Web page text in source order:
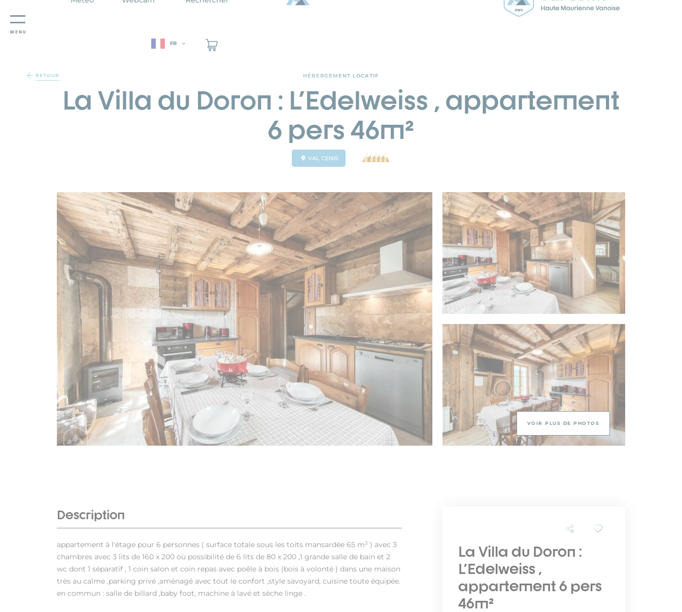
Panneau de gestion des cookies
MENU
FR
RETOUR HÉBERGEMENT LOCATIF
La Villa du Doron : L'Edelweiss , appartement
6 pers 46m²
VAL CENIS
VOIR PLUS DE PHOTOS
Description
appartement à l'étage pour 6 personnes ( surface totale sous les toits mansardée 65 m² ) avec 3
chambres avec 3 lits de 160 x 200 où possibilité de 6 lits de 80 x 200 ,1 grande salle de bain et 2
wc dont 1 séparatif , 1 coin salon et coin repas avec poêle à bois (bois à volonté ) dans une maison
très au calme ,parking privé ,aménagé avec tout le confort ,style savoyard, cuisine toute équipée.
en commun : salle de billard ,baby foot, machine à lavé et sèche linge .
La Villa du Doron :
L'Edelweiss ,
appartement 6 pers
46m²